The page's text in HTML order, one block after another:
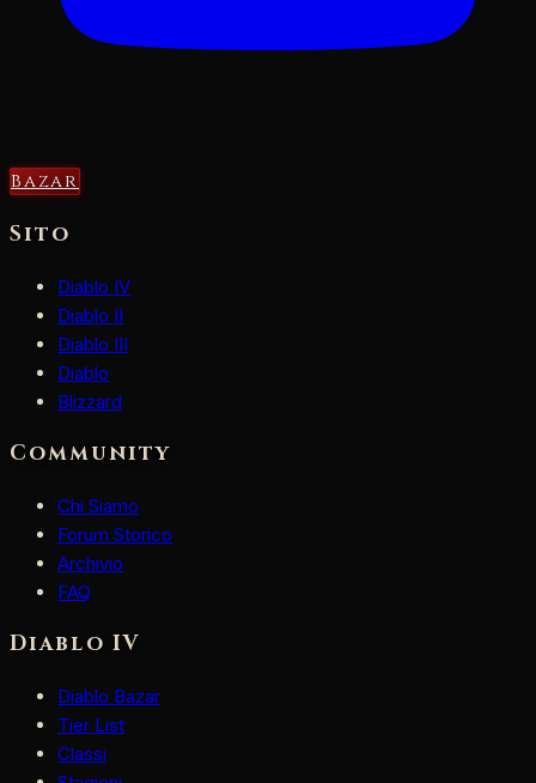
Bazar
Sito
Diablo IV
Diablo II
Diablo III
Diablo
Blizzard
Community
Chi Siamo
Forum Storico
Archivio
FAQ
Diablo IV
Diablo Bazar
Tier List
Classi